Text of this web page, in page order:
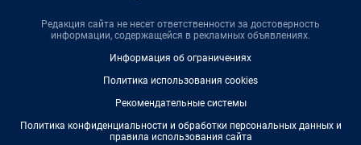
Редакция сайта не несет ответственности за достоверность
информации, содержащейся в рекламных объявлениях.
Информация об ограничениях
Политика использования cookies
Рекомендательные системы
Политика конфиденциальности и обработки персональных данных и
правила использования сайта